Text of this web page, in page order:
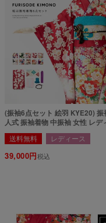
(振袖6点セット 絵羽 KYE20) 振
人式 振袖着物 中振袖 女性 レデ
送料無料 レディース
39,000 税込